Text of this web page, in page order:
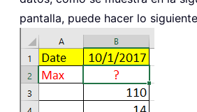
pantalla, puede hacer lo